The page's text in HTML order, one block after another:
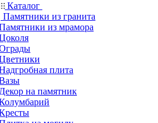
Каталог
Памятники из гранита
из мрамора
плита
Декор на памятник